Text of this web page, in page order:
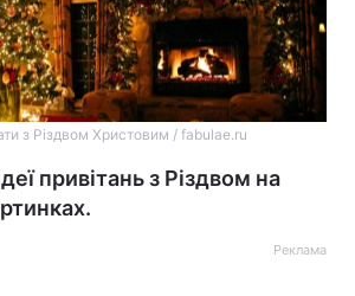
з Різдвом Христовим / fabulae.ru
привітань з Різдвом на
Реклама